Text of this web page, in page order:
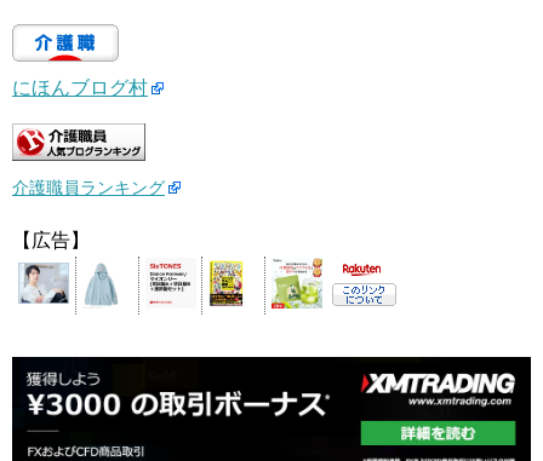
にほんブログ村
介護職員ランキング
【広告】